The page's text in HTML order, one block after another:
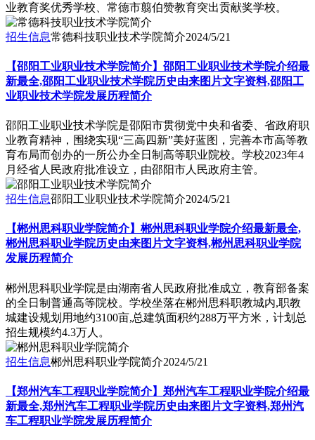
业教育奖优秀学校、常德市翦伯赞教育突出贡献奖学校。
招生信息常德科技职业技术学院简介2024/5/21
【邵阳工业职业技术学院简介】邵阳工业职业技术学院介绍最
新最全,邵阳工业职业技术学院历史由来图片文字资料,邵阳工
业职业技术学院发展历程简介
邵阳工业职业技术学院是邵阳市贯彻党中央和省委、省政府职
业教育精神，围绕实现“三高四新”美好蓝图，完善本市高等教
育布局而创办的一所公办全日制高等职业院校。学校2023年4
月经省人民政府批准设立，由邵阳市人民政府主管。
招生信息邵阳工业职业技术学院简介2024/5/21
【郴州思科职业学院简介】郴州思科职业学院介绍最新最全,
郴州思科职业学院历史由来图片文字资料,郴州思科职业学院
发展历程简介
​郴州思科职业学院是由湖南省人民政府批准成立，教育部备案
的全日制普通高等院校。学校坐落在郴州思科职教城内,职教
城建设规划用地约3100亩,总建筑面积约288万平方米，计划总
招生规模约4.3万人。
招生信息郴州思科职业学院简介2024/5/21
【郑州汽车工程职业学院简介】郑州汽车工程职业学院介绍最
新最全,郑州汽车工程职业学院历史由来图片文字资料,郑州汽
车工程职业学院发展历程简介